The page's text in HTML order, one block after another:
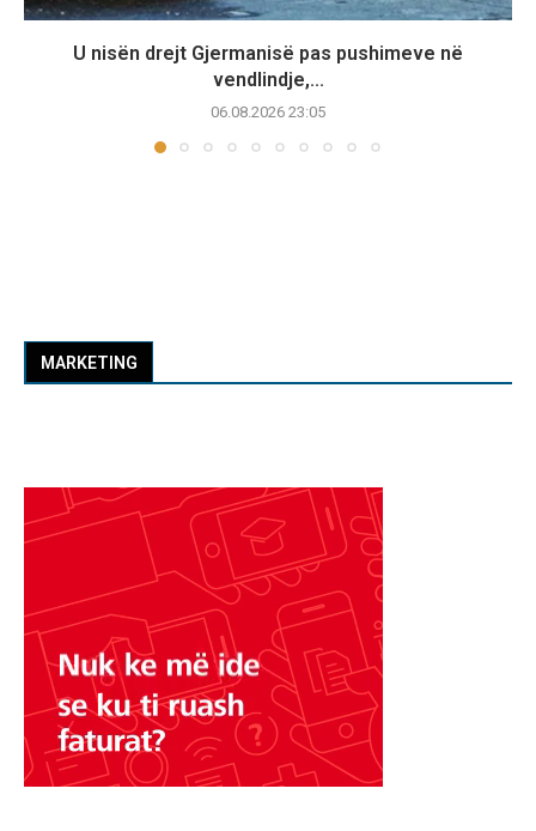
U nisën drejt Gjermanisë pas pushimeve në
vendlindje,...
06.08.2026 23:05
MARKETING